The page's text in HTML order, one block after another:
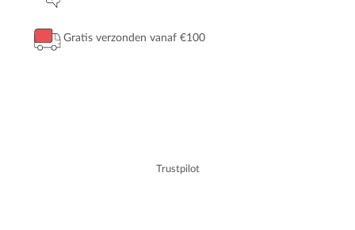
Gratis verzonden vanaf €100
Trustpilot